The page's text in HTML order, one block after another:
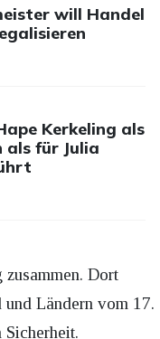
will Handel
Kerkeling als
als für Julia
Dort
Ländern vom 17.
Sicherheit.